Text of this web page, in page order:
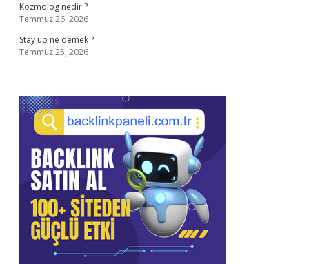
Kozmolog nedir ?
Temmuz 26, 2026
Stay up ne demek ?
Temmuz 25, 2026